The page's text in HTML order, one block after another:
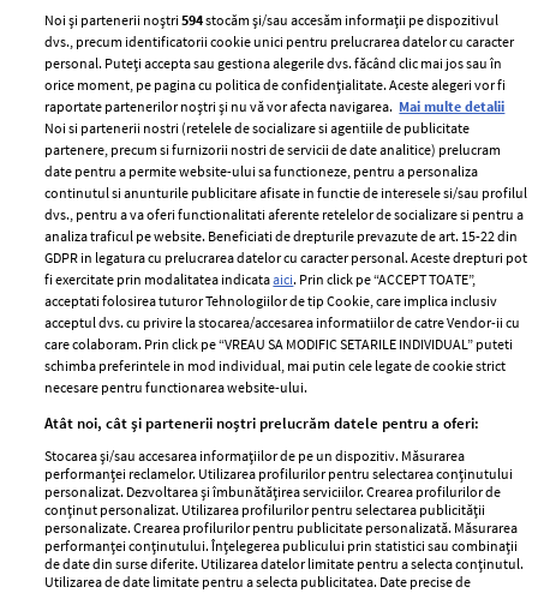
ELLE Style Awards
2024
Despre ELLE
Romania
Contact
Abonamente
Termeni si conditii
Politica de
confidențialitate
Politica de cookies
Publicitate
GSP
Unica
Baby
Retete
femei
Viva
Avantaje
Retete practice
Noi și partenerii noștri594stocăm și/sau accesăm informații pe dispozitivul
dvs., precum identificatorii cookie unici pentru prelucrarea datelor cu caracter
personal. Puteți accepta sau gestiona alegerile dvs. făcând clic mai jos sau în
orice moment, pe pagina cu politica de confidențialitate. Aceste alegeri vor fi
raportate partenerilor noștri și nu vă vor afecta navigarea. Mai multe detalii
Noi si partenerii nostri (retelele de socializare si agentiile de publicitate
partenere, precum si furnizorii nostri de servicii de date analitice) prelucram
date pentru a permite website-ului sa functioneze, pentru a personaliza
continutul si anunturile publicitare afisate in functie de interesele si/sau profilul
dvs., pentru a va oferi functionalitati aferente retelelor de socializare si pentru a
analiza traficul pe website. Beneficiati de drepturile prevazute de art. 15-22 din
GDPR in legatura cu prelucrarea datelor cu caracter personal. Aceste drepturi pot
fi exercitate prin modalitatea indicataaici. Prin click pe “ACCEPT TOATE”,
acceptati folosirea tuturor Tehnologiilor de tip Cookie, care implica inclusiv
acceptul dvs. cu privire la stocarea/accesarea informatiilor de catre Vendor-ii cu
care colaboram. Prin click pe “VREAU SA MODIFIC SETARILE INDIVIDUAL” puteti
schimba preferintele in mod individual, mai putin cele legate de cookie strict
necesare pentru functionarea website-ului.
Atât noi, cât și partenerii noștri prelucrăm datele pentru a oferi:
Stocarea și/sau accesarea informațiilor de pe un dispozitiv. Măsurarea
performanței reclamelor. Utilizarea profilurilor pentru selectarea conținutului
personalizat. Dezvoltarea și îmbunătățirea serviciilor. Crearea profilurilor de
conținut personalizat. Utilizarea profilurilor pentru selectarea publicității
personalizate. Crearea profilurilor pentru publicitate personalizată. Măsurarea
performanței conținutului. Înțelegerea publicului prin statistici sau combinații
de date din surse diferite. Utilizarea datelor limitate pentru a selecta conținutul.
Utilizarea de date limitate pentru a selecta publicitatea. Date precise de